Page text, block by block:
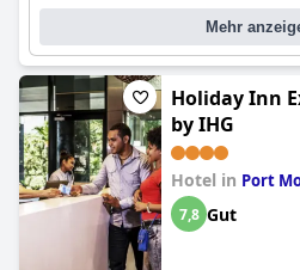
Mehr
Holiday Inn
by IHG
Hotel in Port
7,8 Gut